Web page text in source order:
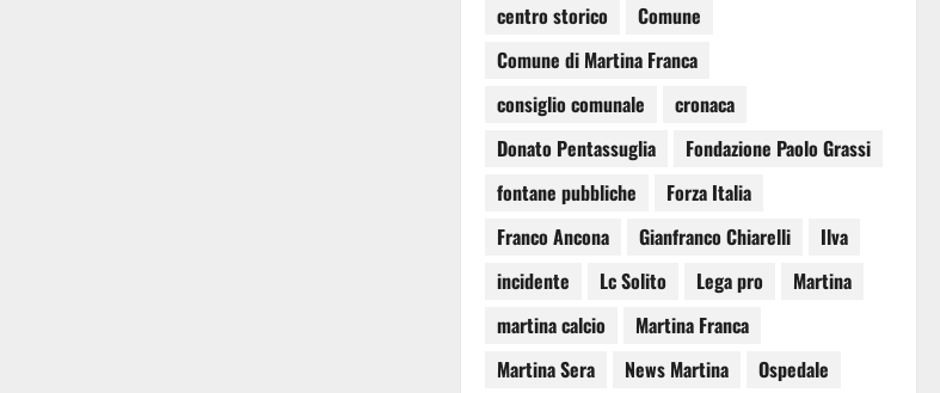
centro storico
Comune
Comune di Martina Franca
consiglio comunale
cronaca
Donato Pentassuglia
Fondazione Paolo Grassi
fontane pubbliche
Forza Italia
Franco Ancona
Gianfranco Chiarelli
Ilva
incidente
Lc Solito Lega pro
Martina
martina calcio
Martina Franca
Martina Sera
News Martina
Ospedale